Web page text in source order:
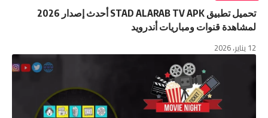
تحميل تطبيق STAD ALARAB TV APK أحدث إصدار 2026
لمشاهدة قنوات ومباريات أندرويد
12 يناير، 2026